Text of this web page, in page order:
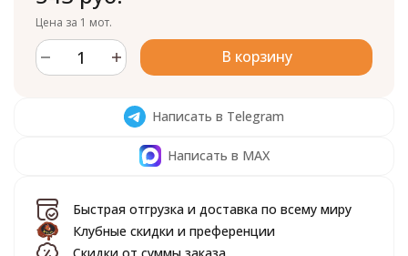
Цена за 1 мот.
В корзину
Написать в Telegram
Написать в MAX
Быстрая отгрузка и доставка по всему миру
Клубные скидки и преференции